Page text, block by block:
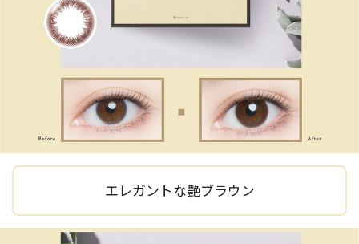
エレガントな艶ブラウン